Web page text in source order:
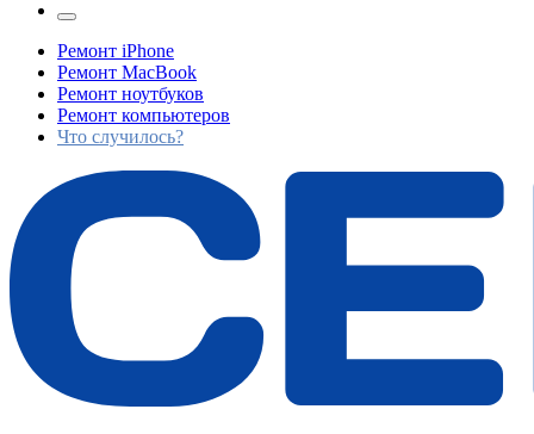
Ремонт iPhone
Ремонт MacBook
Ремонт ноутбуков
Ремонт компьютеров
Что случилось?